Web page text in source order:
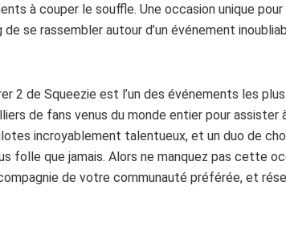
à couper le souffle. Une occasion unique
de se rassembler autour d’un événement
2 de Squeezie est l’un des événements les
de fans venus du monde entier pour
incroyablement talentueux, et un duo de
folle que jamais. Alors ne manquez pas cette
de votre communauté préférée, et